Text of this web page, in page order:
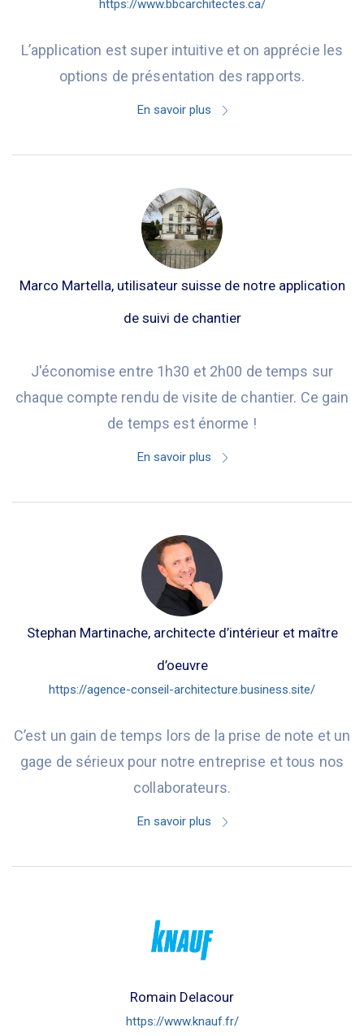
https://www.bbcarchitectes.ca/
L’application est super intuitive et on apprécie les
options de présentation des rapports.
En savoir plus
Marco Martella, utilisateur suisse de notre application
de suivi de chantier
J'économise entre 1h30 et 2h00 de temps sur
chaque compte rendu de visite de chantier. Ce gain
de temps est énorme !
En savoir plus
Stephan Martinache, architecte d’intérieur et maître
d’oeuvre
https://agence-conseil-architecture.business.site/
C’est un gain de temps lors de la prise de note et un
gage de sérieux pour notre entreprise et tous nos
collaborateurs.
En savoir plus
Romain Delacour
https://www.knauf.fr/